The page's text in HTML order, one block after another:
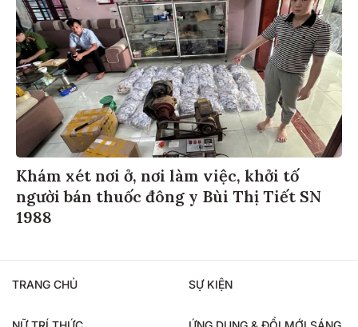
Khám xét nơi ở, nơi làm việc, khởi tố
người bán thuốc đông y Bùi Thị Tiết SN
1988
TRANG CHỦ SỰ KIỆN